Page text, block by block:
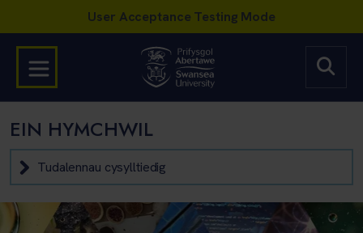
EIN HYMCHWIL
Tudalennau cysylltiedig